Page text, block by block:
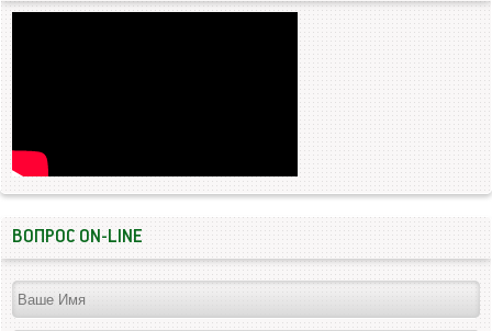
ВОПРОС ON-LINE